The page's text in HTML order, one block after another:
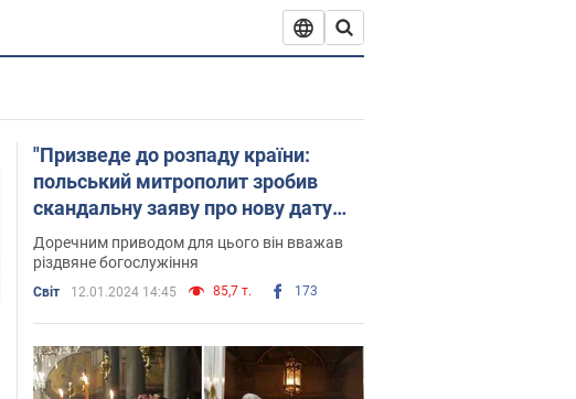
"Призведе до розпаду країни:
польський митрополит зробив
скандальну заяву про нову дату
святкування Різдва в Україні
Доречним приводом для цього він вважав
різдвяне богослужіння
Світ 12.01.2024 14:45 85,7 т. 173